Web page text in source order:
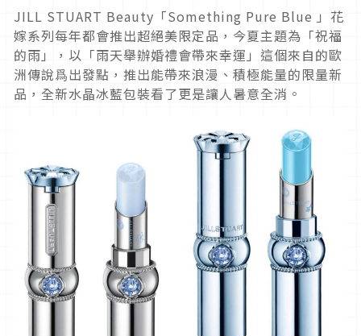
JILL STUART Beauty「Something Pure Blue 」花
嫁系列每年都會推出超絕美限定品​，今夏主題為「祝福
的雨」，以「雨天舉辦婚禮會帶來幸運」這個來自的歐
洲傳說爲出發點，推出能帶來浪漫、積極能量的限量新
品，全新水晶冰藍包裝看了更是讓人暑意全消。